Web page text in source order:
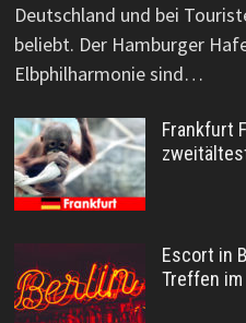
Deutschland und bei
beliebt. Der Hamburger
Elbphilharmonie sind…
Frankfurt
Escort in
Treffen im